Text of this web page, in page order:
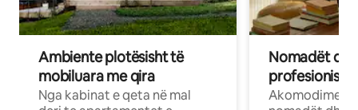
Ambiente plotësisht të
mobiluara me qira
Nga kabinat e qeta në mal
Nomadët
Akomodime